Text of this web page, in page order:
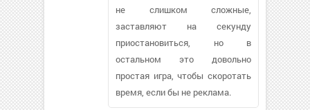
не слишком сложные,
заставляют на секунду
приостановиться, но в
остальном это довольно
простая игра, чтобы скоротать
время, если бы не реклама.